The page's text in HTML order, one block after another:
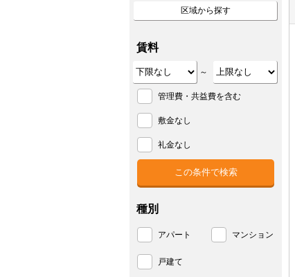
区域から探す
賃料
～
管理費・共益費を含む
敷金なし
礼金なし
種別
アパート マンション
戸建て